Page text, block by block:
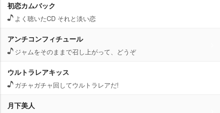
初恋カムバック
よく聴いたCD それと淡い恋
アンチコンフィチュール
ジャムをそのままで召し上がって、どうぞ
ウルトラレアキッス
ガチャガチャ回してウルトラレアだ!
月下美人